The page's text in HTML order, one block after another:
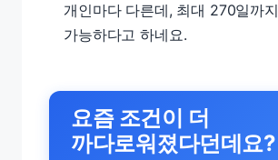
개인마다 다른데, 최대 270일까지
가능하다고 하네요.
요즘 조건이 더
까다로워졌다던데요?